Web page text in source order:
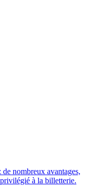
nombreux avantages,
à la billetterie.